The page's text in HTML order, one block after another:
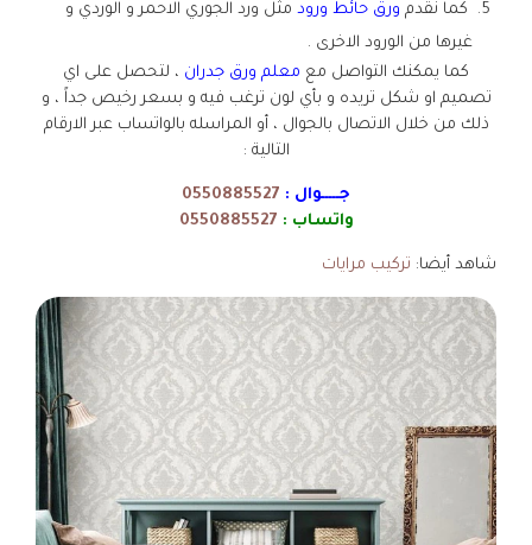
كما نقدم ورق حائط ورود مثل ورد الجوري الاحمر و الوردي و
غيرها من الورود الاخرى .
كما يمكنك التواصل مع معلم ورق جدران ، لتحصل على اي
تصميم او شكل تريده و بأي لون ترغب فيه و بسعر رخيص جداً ، و
ذلك من خلال الاتصال بالجوال ، أو المراسله بالواتساب عبر الارقام
التالية :
جـــــوال :
واتساب : 0550885527
شاهد أيضا: تركيب مرايات